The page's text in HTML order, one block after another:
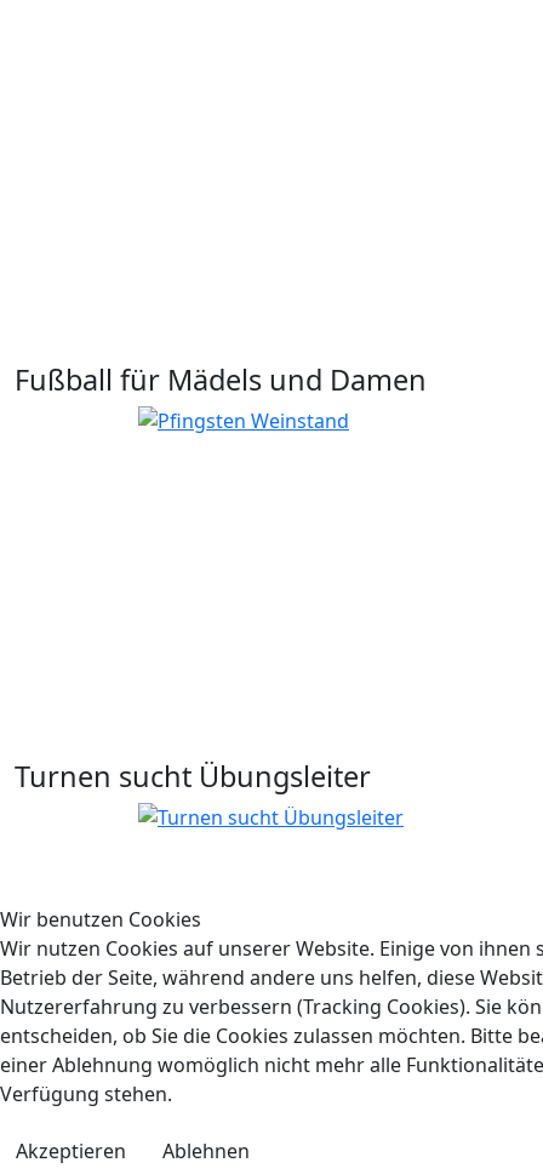
Fußball für Mädels und Damen
Turnen sucht Übungsleiter
Wir benutzen Cookies
Wir nutzen Cookies auf unserer Website. Einige von ihnen
Betrieb der Seite, während andere uns helfen, diese
Nutzererfahrung zu verbessern (Tracking Cookies). Sie
entscheiden, ob Sie die Cookies zulassen möchten. Bitte
einer Ablehnung womöglich nicht mehr alle
Verfügung stehen.
Akzeptieren
Ablehnen